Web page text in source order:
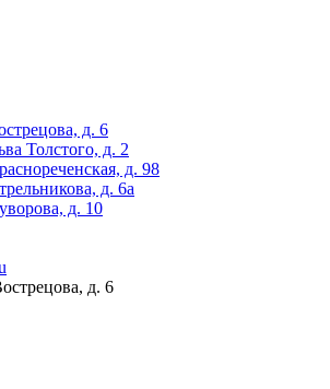
д. 6
Толстого, д. 2
д. 98
д. 6а
д. 10
д. 6